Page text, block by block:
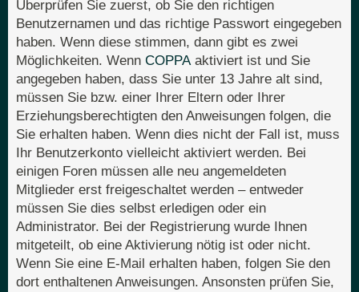
Überprüfen Sie zuerst, ob Sie den richtigen
Benutzernamen und das richtige Passwort eingegeben
haben. Wenn diese stimmen, dann gibt es zwei
Möglichkeiten. Wenn COPPAaktiviert ist und Sie
angegeben haben, dass Sie unter 13 Jahre alt sind,
müssen Sie bzw. einer Ihrer Eltern oder Ihrer
Erziehungsberechtigten den Anweisungen folgen, die
Sie erhalten haben. Wenn dies nicht der Fall ist, muss
Ihr Benutzerkonto vielleicht aktiviert werden. Bei
einigen Foren müssen alle neu angemeldeten
Mitglieder erst freigeschaltet werden – entweder
müssen Sie dies selbst erledigen oder ein
Administrator. Bei der Registrierung wurde Ihnen
mitgeteilt, ob eine Aktivierung nötig ist oder nicht.
Wenn Sie eine E-Mail erhalten haben, folgen Sie den
dort enthaltenen Anweisungen. Ansonsten prüfen Sie,